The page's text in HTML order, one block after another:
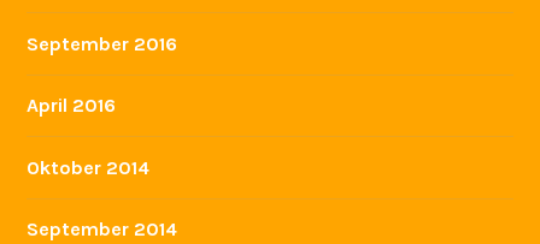
September 2016
April 2016
Oktober 2014
September 2014